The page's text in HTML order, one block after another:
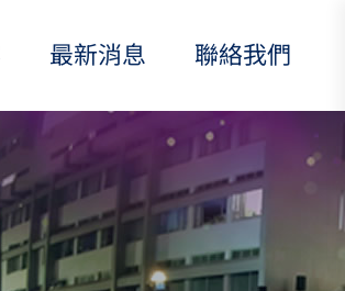
最新消息 聯絡我們